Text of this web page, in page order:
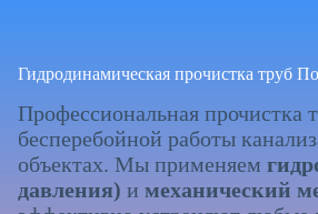
Гидродинамическая прочистка труб
Профессиональная прочистка
бесперебойной работы
объектах. Мы применяем
давления) и механический